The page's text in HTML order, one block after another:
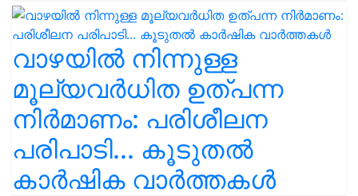
വാഴയിൽ നിന്നുള്ള
മൂല്യവർധിത ഉത്പന്ന
നിർമാണം: പരിശീലന
പരിപാടി... കൂടുതൽ
കാർഷിക വാർത്തകൾ